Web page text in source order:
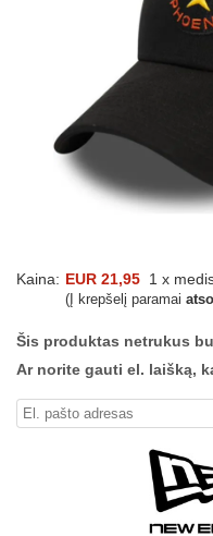
Kaina: EUR 21,95 1 x
(Į krepšelį paramai
Šis produktas netrukus
Ar norite gauti el. laišką,